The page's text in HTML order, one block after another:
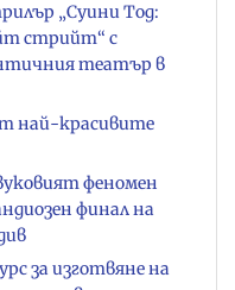
„Суини Тод:
стрийт“ с
театър в
най-красивите
феномен
финал на
за изготвяне на